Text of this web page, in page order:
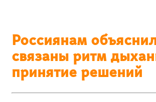
Россиянам
связаны ритм
принятие решений